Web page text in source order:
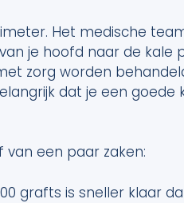
Het medische
je hoofd naar de kale
zorg worden
dat je een goede
een paar zaken:
grafts is sneller klaar